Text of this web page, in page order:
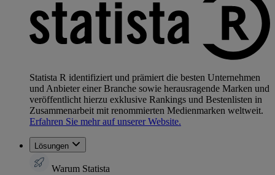
Statista R identifiziert und prämiert die besten Unternehmen
und Anbieter einer Branche sowie herausragende Marken und
veröffentlicht hierzu exklusive Rankings und Bestenlisten in
Zusammenarbeit mit renommierten Medienmarken weltweit.
Erfahren Sie mehr auf unserer Website.
Lösungen
Warum Statista